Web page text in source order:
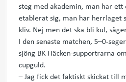
steg med akademin, man har ett
etablerat sig, man har herrlaget
kliv. Nej men det ska bli kul,
I den senaste matchen, 5–0-
sjöng BK Häcken-supportrarna
cupguld.
– Jag fick det faktiskt skickat till